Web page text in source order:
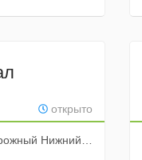
открыто
проезд, 107